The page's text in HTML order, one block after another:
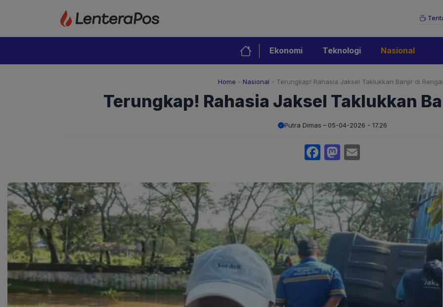
Ekonomi Teknologi Nasional
Home - Nasional - Terungkap! Rahasia Jaksel Taklukkan Banjir di
Terungkap! Rahasia Jaksel Taklukkan
Putra Dimas 05-04-2026 - 17.26
Facebook
Mastodon